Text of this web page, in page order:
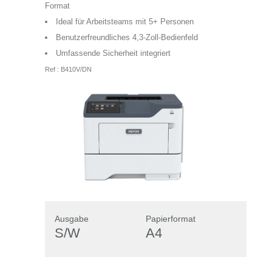
Format
Ideal für Arbeitsteams mit 5+ Personen
Benutzerfreundliches 4,3-Zoll-Bedienfeld
Umfassende Sicherheit integriert
Ref : B410V/DN
Ausgabe
S/W
Papierformat
A4